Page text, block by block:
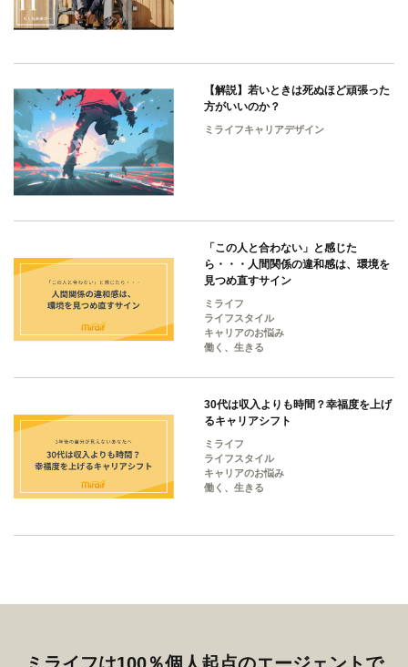
【解説】若いときは死ぬほど頑張った
方がいいのか？
ミライフキャリアデザイン
「この人と合わない」と感じた
ら・・・人間関係の違和感は、環境を
見つめ直すサイン
ミライフ
ライフスタイル
キャリアのお悩み
働く、生きる
30代は収入よりも時間？幸福度を上げ
るキャリアシフト
ミライフ
ライフスタイル
キャリアのお悩み
働く、生きる